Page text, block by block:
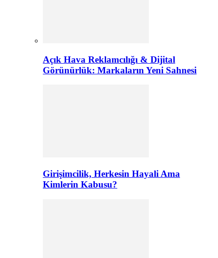
Açık Hava Reklamcılığı & Dijital
Görünürlük: Markaların Yeni Sahnesi
Girişimcilik, Herkesin Hayali Ama
Kimlerin Kabusu?